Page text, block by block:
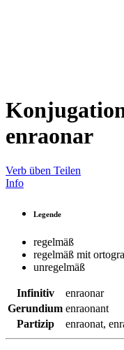
enraonar
Verb üben Teilen
Info
Legende
regelmäß
regelmäß mit
unregelmäß
Infinitiv
enraonar
Gerundium enraonant
Partizip
enraonat,